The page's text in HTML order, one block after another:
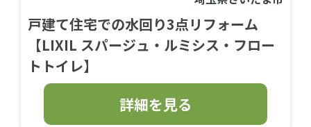
戸建て住宅での水回り3点リフォーム
【LIXIL スパージュ・ルミシス・フロー
トトイレ】
詳細を見る